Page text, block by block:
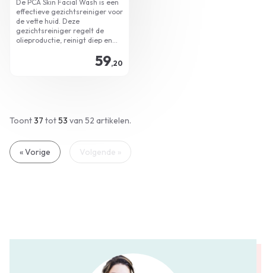
De PCA Skin Facial Wash is een
effectieve gezichtsreiniger voor
de vette huid. Deze
gezichtsreiniger regelt de
olieproductie, reinigt diep en
terwijl je huid opgefrist en weer
59,20
Toont37 tot53 van 52 artikelen.
« Vorige Volgende »